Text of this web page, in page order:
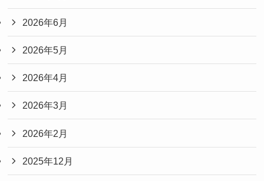
2026年6月
2026年5月
2026年4月
2026年3月
2026年2月
2025年12月